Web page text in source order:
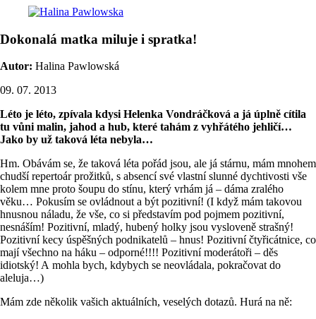
Dokonalá matka miluje i spratka!
Autor: Halina Pawlowská
09. 07. 2013
Léto je léto, zpívala kdysi Helenka Vondráčková a já úplně cítila
tu vůni malin, jahod a hub, které tahám z vyhřátého jehličí…
Jako by už taková léta nebyla…
Hm. Obávám se, že taková léta pořád jsou, ale já stárnu, mám mnohem
chudší repertoár prožitků, s absencí své vlastní slunné dychtivosti vše
kolem mne proto šoupu do stínu, který vrhám já – dáma zralého
věku… Pokusím se ovládnout a být pozitivní! (I když mám takovou
hnusnou náladu, že vše, co si představím pod pojmem pozitivní,
nesnáším! Pozitivní, mladý, hubený holky jsou vysloveně strašný!
Pozitivní kecy úspěšných podnikatelů – hnus! Pozitivní čtyřicátnice, co
mají všechno na háku – odporné!!!! Pozitivní moderátoři – děs
idiotský! A mohla bych, kdybych se neovládala, pokračovat do
aleluja…)
Mám zde několik vašich aktuálních, veselých dotazů. Hurá na ně: